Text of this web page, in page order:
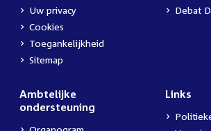
Uw privacy
Cookies
Toegankelijkheid
Sitemap
Debat
Ambtelijke
ondersteuning
Links